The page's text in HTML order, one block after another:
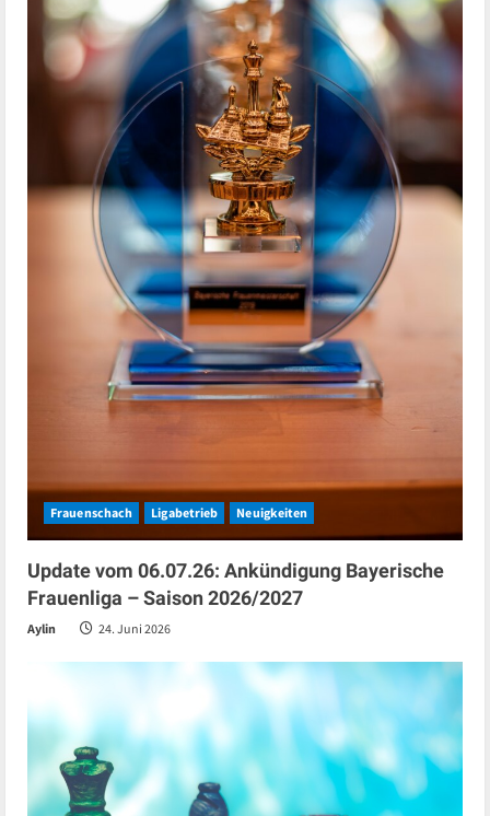
Frauenschach Ligabetrieb Neuigkeiten
Update vom 06.07.26: Ankündigung Bayerische
Frauenliga – Saison 2026/2027
Aylin 24. Juni 2026